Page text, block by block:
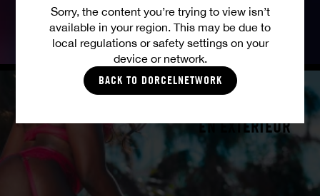
Sorry, the content you’re trying to view isn’t
available in your region. This may be due to
local regulations or safety settings on your
device or network.
BACK TO DORCELNETWORK
EN EXTÉRIEUR